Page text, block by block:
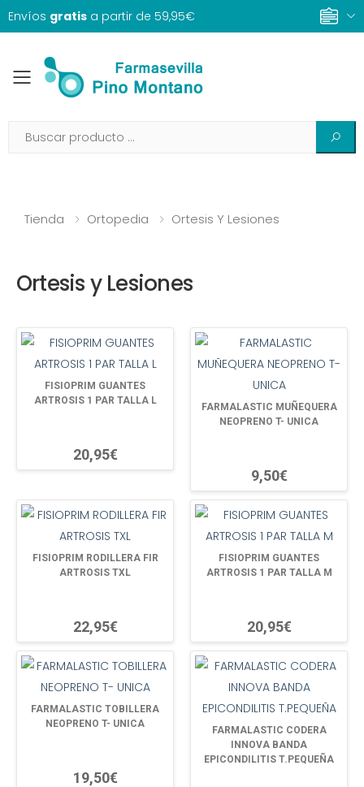
Envíos gratis a partir de 59,95€
Toggle mobile menu
Tienda Ortopedia Ortesis Y Lesiones
Ortesis y Lesiones
FISIOPRIM GUANTES
ARTROSIS 1 PAR TALLA L
20,95€
FARMALASTIC MUÑEQUERA
NEOPRENO T- UNICA
9,50€
FISIOPRIM RODILLERA FIR
ARTROSIS TXL
22,95€
FISIOPRIM GUANTES
ARTROSIS 1 PAR TALLA M
20,95€
FARMALASTIC TOBILLERA
NEOPRENO T- UNICA
19,50€
FARMALASTIC CODERA
INNOVA BANDA
EPICONDILITIS T.PEQUEÑA